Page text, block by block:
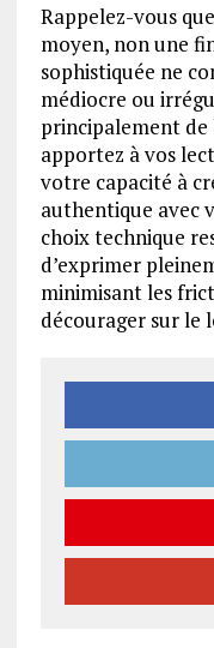
Rappelez-vous
moyen, non une
sophistiquée ne
médiocre ou
principalement
apportez à vos
votre capacité à
authentique avec
choix technique
d’exprimer
minimisant les
décourager sur le